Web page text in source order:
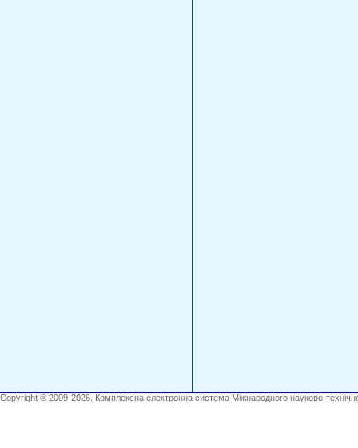
Copyright ® 2009-2026. Комплексна електронна система Міжнародного науково-